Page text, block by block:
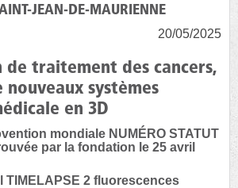
JEAN-DE-MAURIENNE
20/05/2025
traitement des cancers,
systèmes
en 3D
mondiale NUMÉRO STATUT
par la fondation le 25 avril
TIMELAPSE 2 fluorescences